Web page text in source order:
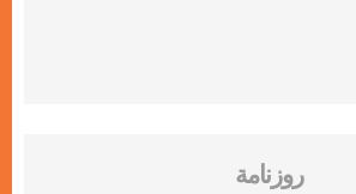
روزنامة